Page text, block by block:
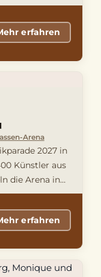
…
erfahren
Arena
2027 in
Künstler aus
die Arena in
erfahren